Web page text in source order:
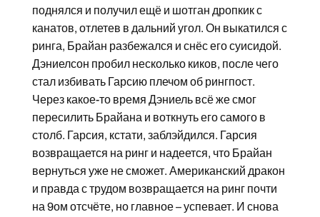
поднялся и получил ещё и шотган дропкик с
канатов, отлетев в дальний угол. Он выкатился с
ринга, Брайан разбежался и снёс его суисидой.
Дэниелсон пробил несколько киков, после чего
стал избивать Гарсию плечом об рингпост.
Через какое-то время Дэниель всё же смог
пересилить Брайана и воткнуть его самого в
столб. Гарсия, кстати, заблэйдился. Гарсия
возвращается на ринг и надеется, что Брайан
вернуться уже не сможет. Американский дракон
и правда с трудом возвращается на ринг почти
на 9ом отсчёте, но главное – успевает. И снова